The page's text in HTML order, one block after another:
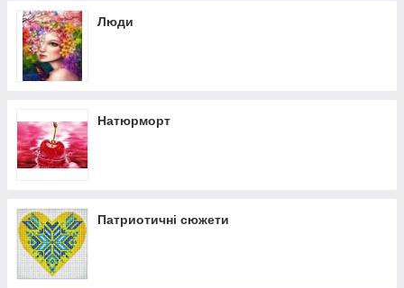
Люди
Натюрморт
Патриотичні сюжети